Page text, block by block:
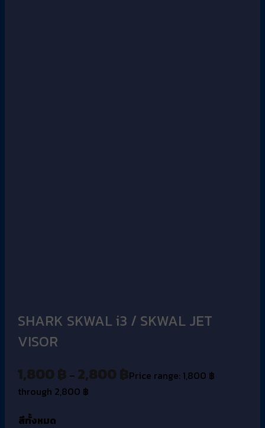
SHARK SKWAL i3 / SKWAL JET
VISOR
1,800 ฿ – 2,800 ฿Price range: 1,800 ฿
through 2,800 ฿
สีทั้งหมด